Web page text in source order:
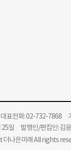
표전화: 02-732-7868
일 발행인/편집인: 김
나은미래 All rights